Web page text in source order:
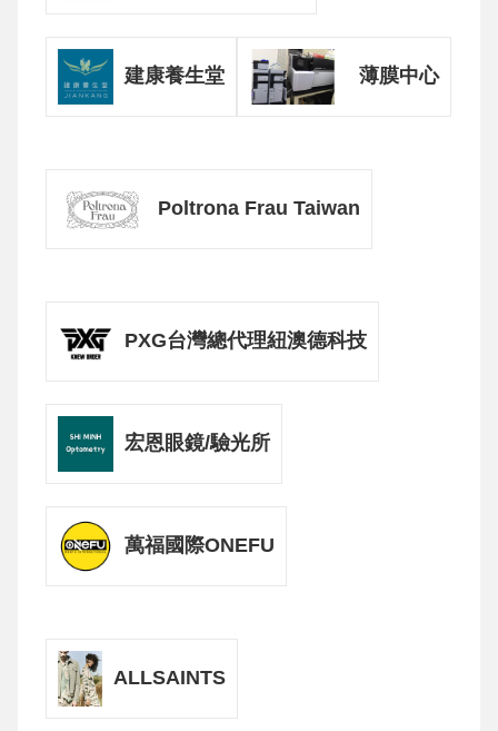
建康養生堂 薄膜中心
Poltrona Frau Taiwan
PXG台灣總代理紐澳德科技
宏恩眼鏡/驗光所
萬福國際ONEFU
ALLSAINTS